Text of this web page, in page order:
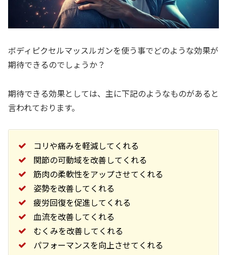
ボディピクセルマッスルガンを使う事でどのような効果が
期待できるのでしょうか？
期待できる効果としては、主に下記のようなものがあると
言われております。
コリや痛みを軽減してくれる
関節の可動域を改善してくれる
筋肉の柔軟性をアップさせてくれる
姿勢を改善してくれる
疲労回復を促進してくれる
血流を改善してくれる
むくみを改善してくれる
パフォーマンスを向上させてくれる